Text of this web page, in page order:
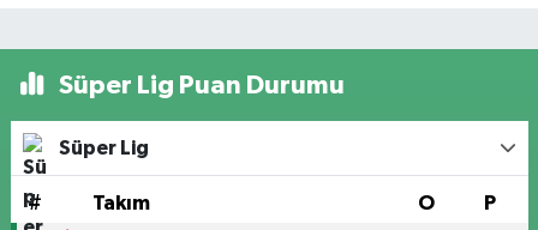
Süper Lig Puan Durumu
Süper Lig
# Takım O P